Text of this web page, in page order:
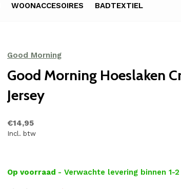
WOONACCESOIRES BADTEXTIEL
Good Morning
Good Morning Hoeslaken
Jersey
€14,95
Incl. btw
Op voorraad - Verwachte levering binnen 1-